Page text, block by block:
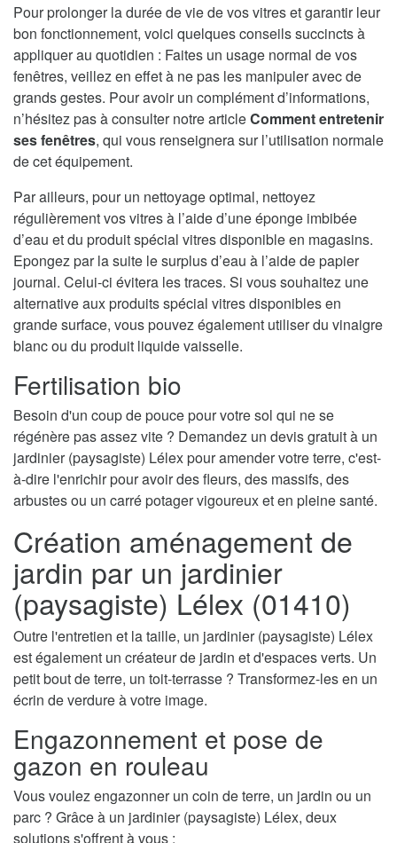
Pour prolonger la durée de vie de vos vitres et garantir leur
bon fonctionnement, voici quelques conseils succincts à
appliquer au quotidien : Faites un usage normal de vos
fenêtres, veillez en effet à ne pas les manipuler avec de
grands gestes. Pour avoir un complément d’informations,
n’hésitez pas à consulter notre articleComment entretenir
ses fenêtres, qui vous renseignera sur l’utilisation normale
de cet équipement.
Par ailleurs, pour un nettoyage optimal, nettoyez
régulièrement vos vitres à l’aide d’une éponge imbibée
d’eau et du produit spécial vitres disponible en magasins.
Epongez par la suite le surplus d’eau à l’aide de papier
journal. Celui-ci évitera les traces. Si vous souhaitez une
alternative aux produits spécial vitres disponibles en
grande surface, vous pouvez également utiliser du vinaigre
blanc ou du produit liquide vaisselle.
Fertilisation bio
Besoin d'un coup de pouce pour votre sol qui ne se
régénère pas assez vite ? Demandez un devis gratuit à un
jardinier (paysagiste) Lélex pour amender votre terre, c'est-
à-dire l'enrichir pour avoir des fleurs, des massifs, des
arbustes ou un carré potager vigoureux et en pleine santé.
Création aménagement de
jardin par un jardinier
(paysagiste) Lélex (01410)
Outre l'entretien et la taille, un jardinier (paysagiste) Lélex
est également un créateur de jardin et d'espaces verts. Un
petit bout de terre, un toit-terrasse ? Transformez-les en un
écrin de verdure à votre image.
Engazonnement et pose de
gazon en rouleau
Vous voulez engazonner un coin de terre, un jardin ou un
parc ? Grâce à un jardinier (paysagiste) Lélex, deux
solutions s'offrent à vous :